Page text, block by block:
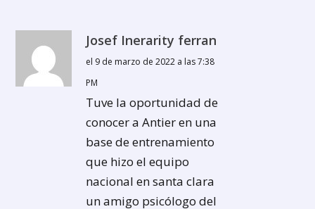
Josef Inerarity ferran
el 9 de marzo de 2022 a las 7:38
PM
Tuve la oportunidad de
conocer a Antier en una
base de entrenamiento
que hizo el equipo
nacional en santa clara
un amigo psicólogo del